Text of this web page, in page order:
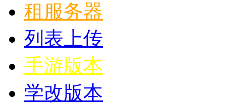
租服务器
列表上传
手游版本
学改版本